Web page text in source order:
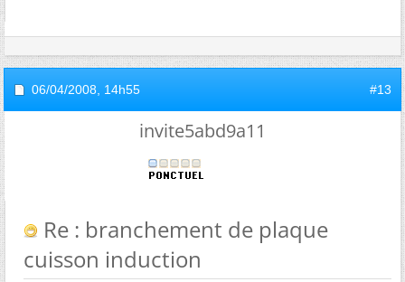
06/04/2008, 14h55 #13
invite5abd9a11
Re : branchement de plaque
cuisson induction